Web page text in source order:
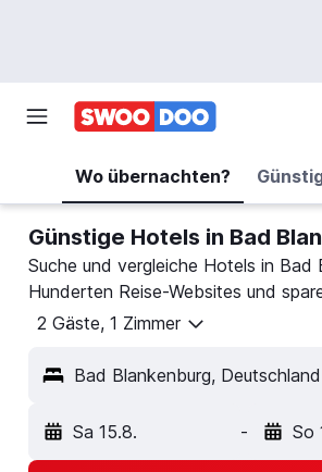
Wo übernachten?
Günstige Hotels in Bad
Suche und vergleiche Hotels in Bad
Hunderten Reise-Websites und
2 Gäste, 1 Zimmer
Bad Blankenburg, Deutschland
Sa 15.8. - So